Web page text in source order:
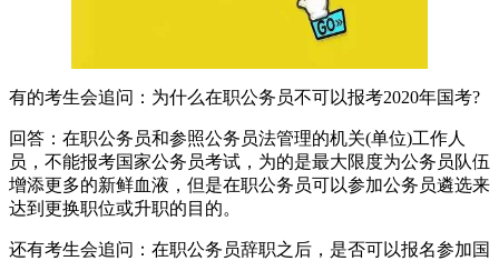
有的考生会追问：为什么在职公务员不可以报考2020年国考?
回答：在职公务员和参照公务员法管理的机关(单位)工作人
员，不能报考国家公务员考试，为的是最大限度为公务员队伍
增添更多的新鲜血液，但是在职公务员可以参加公务员遴选来
达到更换职位或升职的目的。
还有考生会追问：在职公务员辞职之后，是否可以报名参加国